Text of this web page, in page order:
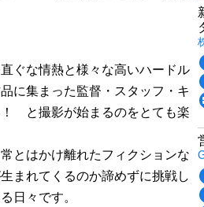
ぐな情熱と様々な高いハードル
に集まった監督・スタッフ・キ
と撮影が始まるのをとても楽
とはかけ離れたフィクションな
まれてくるのか諦めずに挑戦し
日々です。